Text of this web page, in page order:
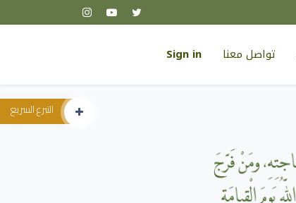
تواصل معنا Sign in
التبرع السريع